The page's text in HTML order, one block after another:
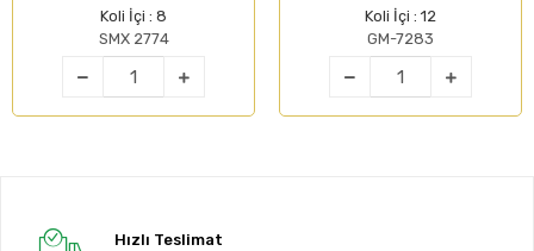
Koli İçi : 8
SMX 2774
Koli İçi : 12
GM-7283
Hızlı Teslimat